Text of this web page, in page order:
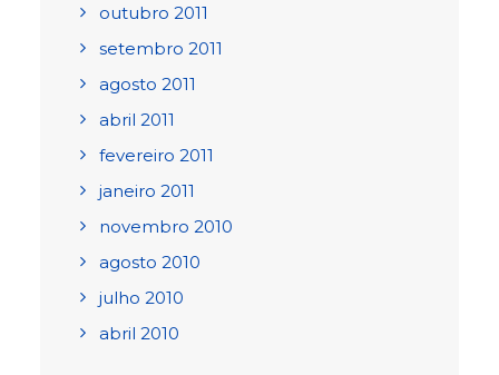
outubro 2011
setembro 2011
agosto 2011
abril 2011
fevereiro 2011
janeiro 2011
novembro 2010
agosto 2010
julho 2010
abril 2010